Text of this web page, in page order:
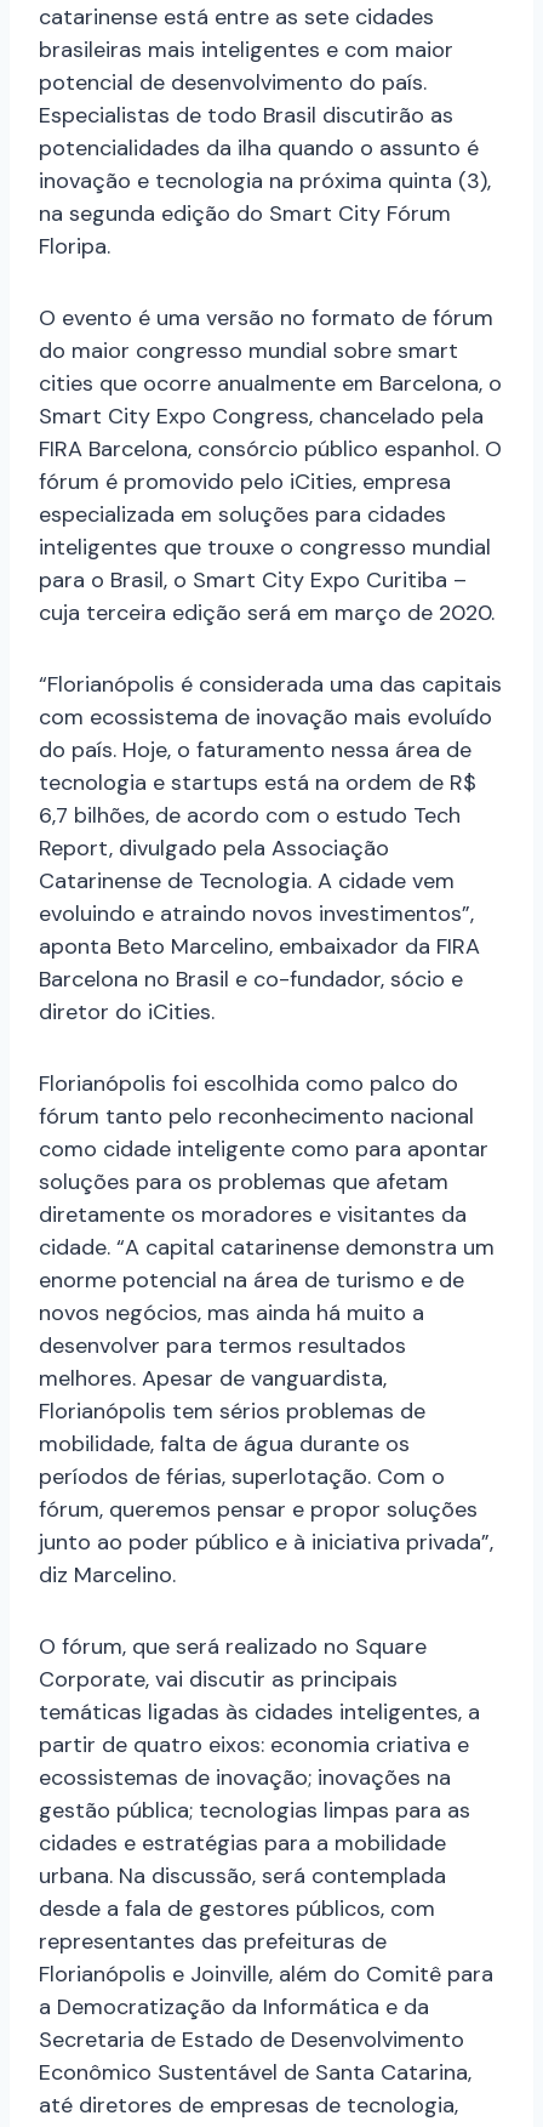
catarinense está entre as sete cidades
brasileiras mais inteligentes e com maior
potencial de desenvolvimento do país.
Especialistas de todo Brasil discutirão as
potencialidades da ilha quando o assunto é
inovação e tecnologia na próxima quinta (3),
na segunda edição do Smart City Fórum
Floripa.
O evento é uma versão no formato de fórum
do maior congresso mundial sobre smart
cities que ocorre anualmente em Barcelona, o
Smart City Expo Congress, chancelado pela
FIRA Barcelona, consórcio público espanhol. O
fórum é promovido pelo iCities, empresa
especializada em soluções para cidades
inteligentes que trouxe o congresso mundial
para o Brasil, o Smart City Expo Curitiba –
cuja terceira edição será em março de 2020.
“Florianópolis é considerada uma das capitais
com ecossistema de inovação mais evoluído
do país. Hoje, o faturamento nessa área de
tecnologia e startups está na ordem de R$
6,7 bilhões, de acordo com o estudo Tech
Report, divulgado pela Associação
Catarinense de Tecnologia. A cidade vem
evoluindo e atraindo novos investimentos”,
aponta Beto Marcelino, embaixador da FIRA
Barcelona no Brasil e co-fundador, sócio e
diretor do iCities.
Florianópolis foi escolhida como palco do
fórum tanto pelo reconhecimento nacional
como cidade inteligente como para apontar
soluções para os problemas que afetam
diretamente os moradores e visitantes da
cidade. “A capital catarinense demonstra um
enorme potencial na área de turismo e de
novos negócios, mas ainda há muito a
desenvolver para termos resultados
melhores. Apesar de vanguardista,
Florianópolis tem sérios problemas de
mobilidade, falta de água durante os
períodos de férias, superlotação. Com o
fórum, queremos pensar e propor soluções
junto ao poder público e à iniciativa privada”,
diz Marcelino.
O fórum, que será realizado no Square
Corporate, vai discutir as principais
temáticas ligadas às cidades inteligentes, a
partir de quatro eixos: economia criativa e
ecossistemas de inovação; inovações na
gestão pública; tecnologias limpas para as
cidades e estratégias para a mobilidade
urbana. Na discussão, será contemplada
desde a fala de gestores públicos, com
representantes das prefeituras de
Florianópolis e Joinville, além do Comitê para
a Democratização da Informática e da
Secretaria de Estado de Desenvolvimento
Econômico Sustentável de Santa Catarina,
até diretores de empresas de tecnologia,